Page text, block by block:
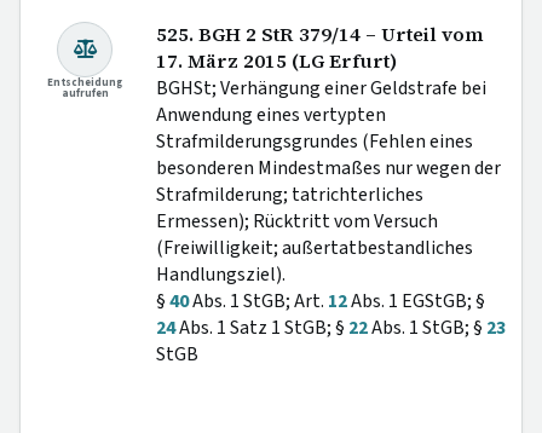
Entscheidung
aufrufen
525. BGH 2 StR 379/14 – Urteil vom
17. März 2015 (LG Erfurt)
BGHSt; Verhängung einer Geldstrafe bei
Anwendung eines vertypten
Strafmilderungsgrundes (Fehlen eines
besonderen Mindestmaßes nur wegen der
Strafmilderung; tatrichterliches
Ermessen); Rücktritt vom Versuch
(Freiwilligkeit; außertatbestandliches
Handlungsziel).
§40Abs. 1 StGB; Art. 12Abs. 1 EGStGB; §
24Abs. 1 Satz 1 StGB; § 22Abs. 1 StGB; § 23
StGB